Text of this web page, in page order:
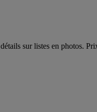
sur listes en photos.